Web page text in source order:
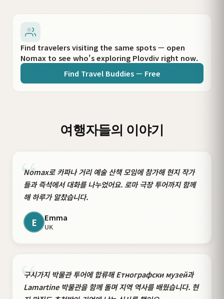
Find travelers visiting the same spots — open
Nomax to see who's exploring Plovdiv right now.
Find Travel Buddies — Free
여행자들의 이야기
“
Nomax로 카파나 거리 예술 산책 모임에 참가해 현지 작가
들과 즉석에서 대화를 나누었어요. 로마 극장 투어까지 함께
해 하루가 알찼습니다.
E Emma
UK
“
구시가지 박물관 투어에 합류해 Етнографски музей과
Lamartine 박물관을 함께 돌며 지역 역사를 배웠습니다. 현